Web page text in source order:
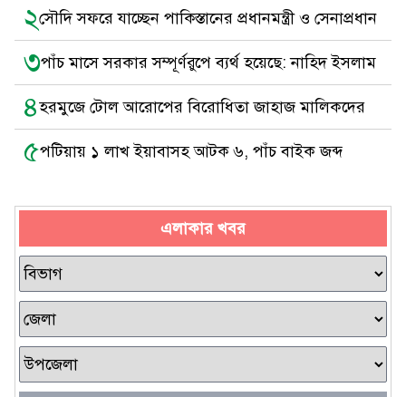
২সৌদি সফরে যাচ্ছেন পাকিস্তানের প্রধানমন্ত্রী ও সেনাপ্রধান
৩পাঁচ মাসে সরকার সম্পূর্ণরুপে ব্যর্থ হয়েছে: নাহিদ ইসলাম
৪হরমুজে টোল আরোপের বিরোধিতা জাহাজ মালিকদের
৫পটিয়ায় ১ লাখ ইয়াবাসহ আটক ৬, পাঁচ বাইক জব্দ
এলাকার খবর